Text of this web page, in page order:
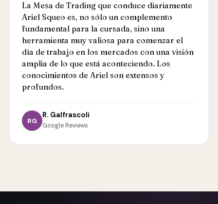
La Mesa de Trading que conduce diariamente
Ariel Squeo es, no sólo un complemento
fundamental para la cursada, sino una
herramienta muy valiosa para comenzar el
día de trabajo en los mercados con una visión
amplia de lo que está aconteciendo. Los
conocimientos de Ariel son extensos y
profundos.
RG
R. Galfrascoli
Google Reviews